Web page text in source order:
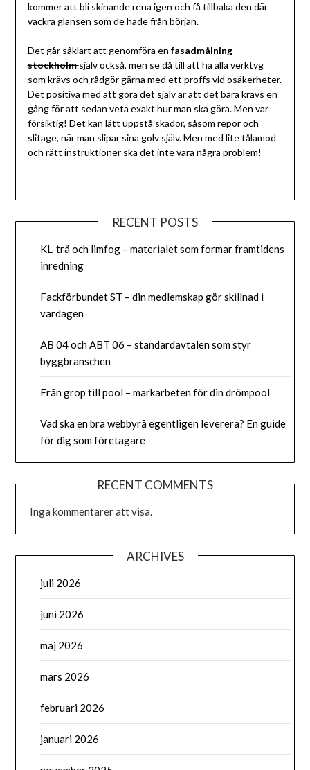
kommer att bli skinande rena igen och få tillbaka den där
vackra glansen som de hade från början.
Det går såklart att genomföra enfasadmålning
stockholmsjälv också, men se då till att ha alla verktyg
som krävs och rådgör gärna med ett proffs vid osäkerheter.
Det positiva med att göra det själv är att det bara krävs en
gång för att sedan veta exakt hur man ska göra. Men var
försiktig! Det kan lätt uppstå skador, såsom repor och
slitage, när man slipar sina golv själv. Men med lite tålamod
och rätt instruktioner ska det inte vara några problem!
RECENT POSTS
KL-trä och limfog – materialet som formar framtidens
inredning
Fackförbundet ST – din medlemskap gör skillnad i
vardagen
AB 04 och ABT 06 – standardavtalen som styr
byggbranschen
Från grop till pool – markarbeten för din drömpool
Vad ska en bra webbyrå egentligen leverera? En guide
för dig som företagare
RECENT COMMENTS
Inga kommentarer att visa.
ARCHIVES
juli 2026
juni 2026
maj 2026
mars 2026
februari 2026
januari 2026